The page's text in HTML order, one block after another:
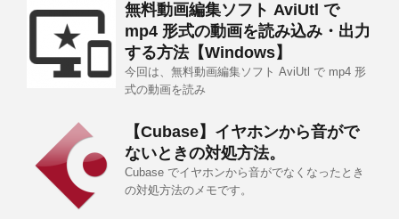
無料動画編集ソフト AviUtl で
mp4 形式の動画を読み込み・出力
する方法【Windows】
今回は、無料動画編集ソフト AviUtl で mp4 形
式の動画を読み
【Cubase】イヤホンから音がで
ないときの対処方法。
Cubase でイヤホンから音がでなくなったとき
の対処方法のメモです。